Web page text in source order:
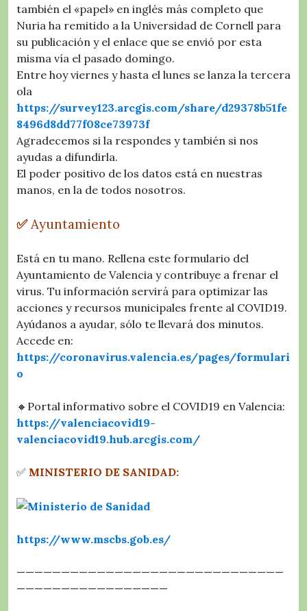
también el «papel» en inglés más completo que
Nuria ha remitido a la Universidad de Cornell para
su publicación y el enlace que se envió por esta
misma vía el pasado domingo.
Entre hoy viernes y hasta el lunes se lanza la tercera
ola
https://survey123.arcgis.com/share/d29378b51fe
8496d8dd77f08ce73973f
Agradecemos si la respondes y también si nos
ayudas a difundirla.
El poder positivo de los datos está en nuestras
manos, en la de todos nosotros.
✅Ayuntamiento
Está en tu mano. Rellena este formulario del
Ayuntamiento de Valencia y contribuye a frenar el
virus. Tu información servirá para optimizar las
acciones y recursos municipales frente al COVID19.
Ayúdanos a ayudar, sólo te llevará dos minutos.
Accede en:
https://coronavirus.valencia.es/pages/formulari
o
🔸Portal informativo sobre el COVID19 en Valencia:
https://valenciacovid19-
valenciacovid19.hub.arcgis.com/
✅ MINISTERIO DE SANIDAD:
https://www.mscbs.gob.es/
——————————————————————————————
—————————————————